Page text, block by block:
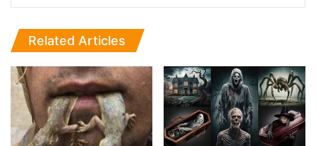
Related Articles